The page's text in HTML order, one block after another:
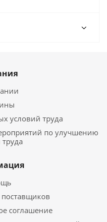
условий труда
по улучшению
соглашение